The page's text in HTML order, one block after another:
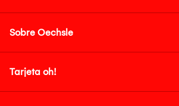
Sobre Oechsle
Tarjeta oh!